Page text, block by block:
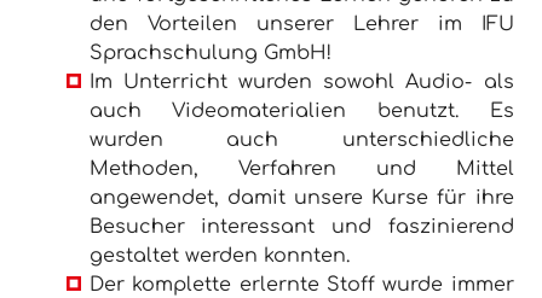
den Vorteilen unserer Lehrer im IFU
Sprachschulung GmbH!
Im Unterricht wurden sowohl Audio- als
auch Videomaterialien benutzt. Es
wurden auch unterschiedliche
Methoden, Verfahren und Mittel
angewendet, damit unsere Kurse für ihre
Besucher interessant und faszinierend
gestaltet werden konnten.
Der komplette erlernte Stoff wurde immer